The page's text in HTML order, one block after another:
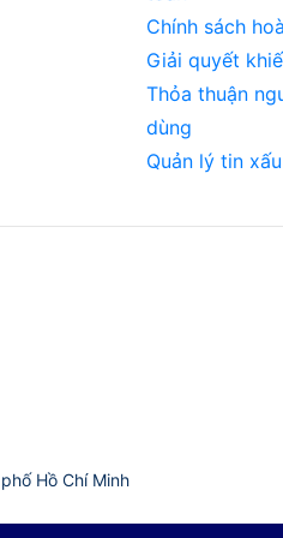
Chính sách
Giải quyết
Thỏa thuận
dùng
Quản lý tin xấu
Hồ Chí Minh